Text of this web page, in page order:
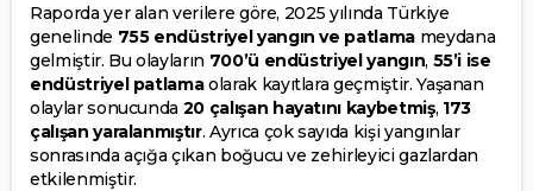
Raporda yer alan verilere göre, 2025 yılında Türkiye
genelinde 755 endüstriyel yangın ve patlamameydana
gelmiştir. Bu olayların 700’ü endüstriyel yangın, 55’i ise
endüstriyel patlamaolarak kayıtlara geçmiştir. Yaşanan
olaylar sonucunda 20 çalışan hayatını kaybetmiş, 173
çalışan yaralanmıştır. Ayrıca çok sayıda kişi yangınlar
sonrasında açığa çıkan boğucu ve zehirleyici gazlardan
etkilenmiştir.